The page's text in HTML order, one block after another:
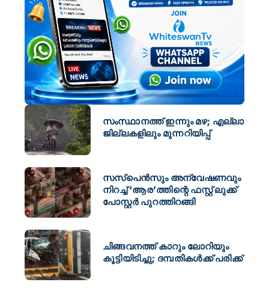
സംസ്ഥാനത്ത് ഇന്നും മഴ; എല്ലാ
ജില്ലകളിലും മുന്നറിയിപ്പ്
സസ്പെൻസും അന്വേഷണവും
നിറച്ച് ‘ആര’ത്തിന്റെ ഫസ്റ്റ് ലുക്ക്
പോസ്റ്റർ പുറത്തിറങ്ങി
ചിങ്ങവനത്ത് കാറും ലോറിയും
കൂട്ടിയിടിച്ചു; ദമ്പതികൾക്ക് പരിക്ക്